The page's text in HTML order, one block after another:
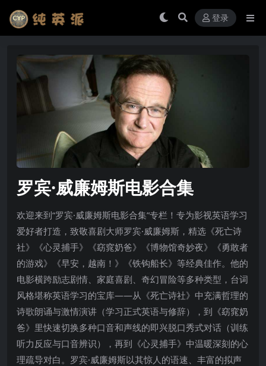
登录
罗宾·威廉姆斯电影合集
欢迎来到“罗宾·威廉姆斯电影合集”专栏！专为影视英语学习
爱好者打造，致敬喜剧大师罗宾·威廉姆斯，精选《死亡诗
社》《心灵捕手》《窈窕奶爸》《博物馆奇妙夜》《勇敢者
的游戏》《早安，越南！》《铁钩船长》等经典佳作。他的
电影横跨励志剧情、家庭喜剧、奇幻冒险等多种类型，台词
风格堪称英语学习的宝库——从《死亡诗社》中充满哲理的
诗歌朗诵与激情演讲（学习正式英语与修辞），到《窈窕奶
爸》里快速切换多种口音和声线的即兴脱口秀式对话（训练
听力反应与口音辨识），再到《心灵捕手》中温暖深刻的心
理疏导对白。罗宾·威廉姆斯以其惊人的语速、丰富的拟声